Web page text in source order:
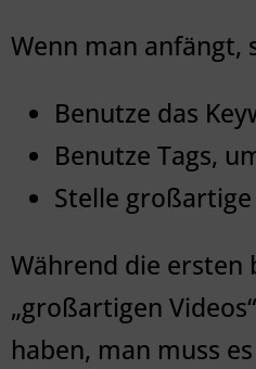
Wenn man anfängt,
Benutze das
Benutze Tags,
Stelle
Während die ersten
„großartigen
haben, man muss